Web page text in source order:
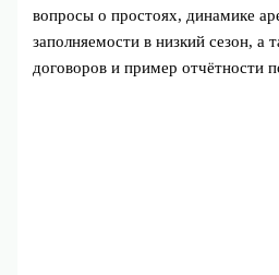
вопросы о простоях, динамике
заполняемости в низкий сезон, а
договоров и пример отчётности